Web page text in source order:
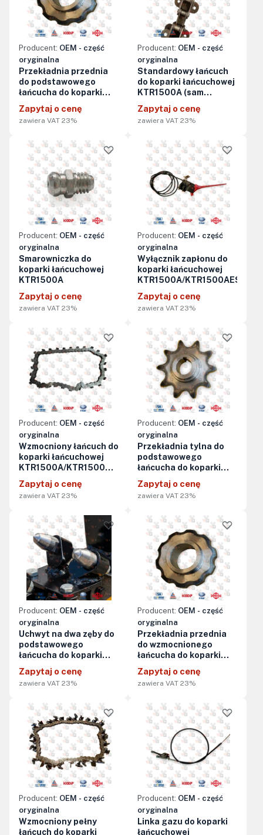
Producent: OEM - część
oryginalna
Przekładnia przednia
do podstawowego
łańcucha do koparki
Zapytaj o cenę
zawiera VAT 23%
Producent: OEM - część
oryginalna
Standardowy łańcuch
do koparki łańcuchowej
KTR1500A (sam
zębów ani innych
elementów roboczych)
Zapytaj o cenę
zawiera VAT 23%
Producent: OEM - część
oryginalna
Smarowniczka do
koparki łańcuchowej
KTR1500A
Zapytaj o cenę
zawiera VAT 23%
Producent: OEM - część
oryginalna
Wyłącznik zapłonu do
koparki łańcuchowej
KTR1500A/KTR1500AES
Zapytaj o cenę
zawiera VAT 23%
Producent: OEM - część
oryginalna
Wzmocniony łańcuch do
koparki łańcuchowej
KTR1500A/KTR1500AES
zębów ani innych
elementów roboczych)
Zapytaj o cenę
zawiera VAT 23%
Producent: OEM - część
oryginalna
Przekładnia tylna do
podstawowego
łańcucha do koparki
Zapytaj o cenę
zawiera VAT 23%
Producent: OEM - część
oryginalna
Uchwyt na dwa zęby do
podstawowego
łańcucha do koparki
(bez zębów)
Zapytaj o cenę
zawiera VAT 23%
Producent: OEM - część
oryginalna
Przekładnia przednia
do wzmocnionego
łańcucha do koparki
KTR1500A/KTR1500AES
Zapytaj o cenę
zawiera VAT 23%
Producent: OEM - część
oryginalna
Wzmocniony pełny
łańcuch do koparki
Producent: OEM - część
oryginalna
Linka gazu do koparki
łańcuchowej